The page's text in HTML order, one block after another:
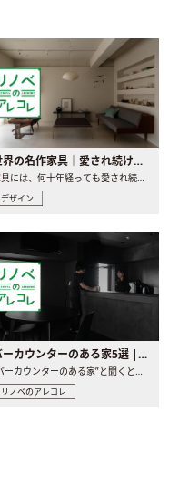
世界の名作家具｜愛され続ける理由と一生モノとの出会い方
家具には、何十年経っても愛され続ける「名作」と呼ばれるもの..
デザイン
バーカウンターのある家5選 | 日常に馴染む“距離の近い”キッチンとは
“バーカウンターのある家”と聞くと、少し特別な、大人のための..
リノベのアレコレ